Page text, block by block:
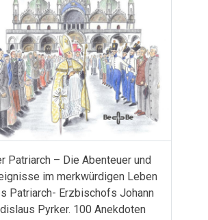
Patriarch – Die Abenteuer und
im merkwürdigen Leben
Patriarch- Erzbischofs Johann
Pyrker. 100 Anekdoten